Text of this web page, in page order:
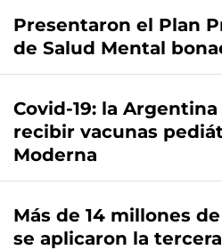
Presentaron el Plan
de Salud Mental
Covid-19: la
recibir vacunas
Moderna
Más de 14 millones
se aplicaron la